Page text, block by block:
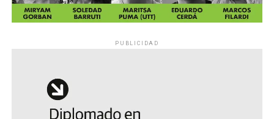
PUBLICIDAD